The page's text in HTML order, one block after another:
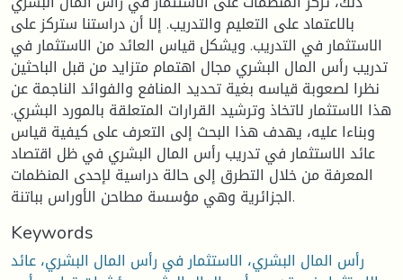
بالاعتماد على التعليم والتدريب. إلا أن دراستنا ستركز على
الاستثمار في التدريب. ويشكل قياس العائد من الاستثمار في
تدريب رأس المال البشري مجال اهتمام متزايد من قبل الباحثين
نظرا لصعوبة قياسه بغية تحديد المنافع والفوائد الناجمة عن
هذا الاستثمار لاتخاذ وترشيد القرارات المتعلقة بالمورد البشري.
وبناءا عليه، يهدف هذا البحث إلى التعرف على كيفية قياس
عائد الاستثمار في تدريب رأس المال البشري في ظل اقتصاد
المعرفة من خلال التطرق إلى حالة دراسية لإحدى المنظمات
الجزائرية وهي مؤسسة مطاحن الأوراس بباتنة.
Keywords
رأس المال البشري، الاستثمار في رأس المال البشري، عائد